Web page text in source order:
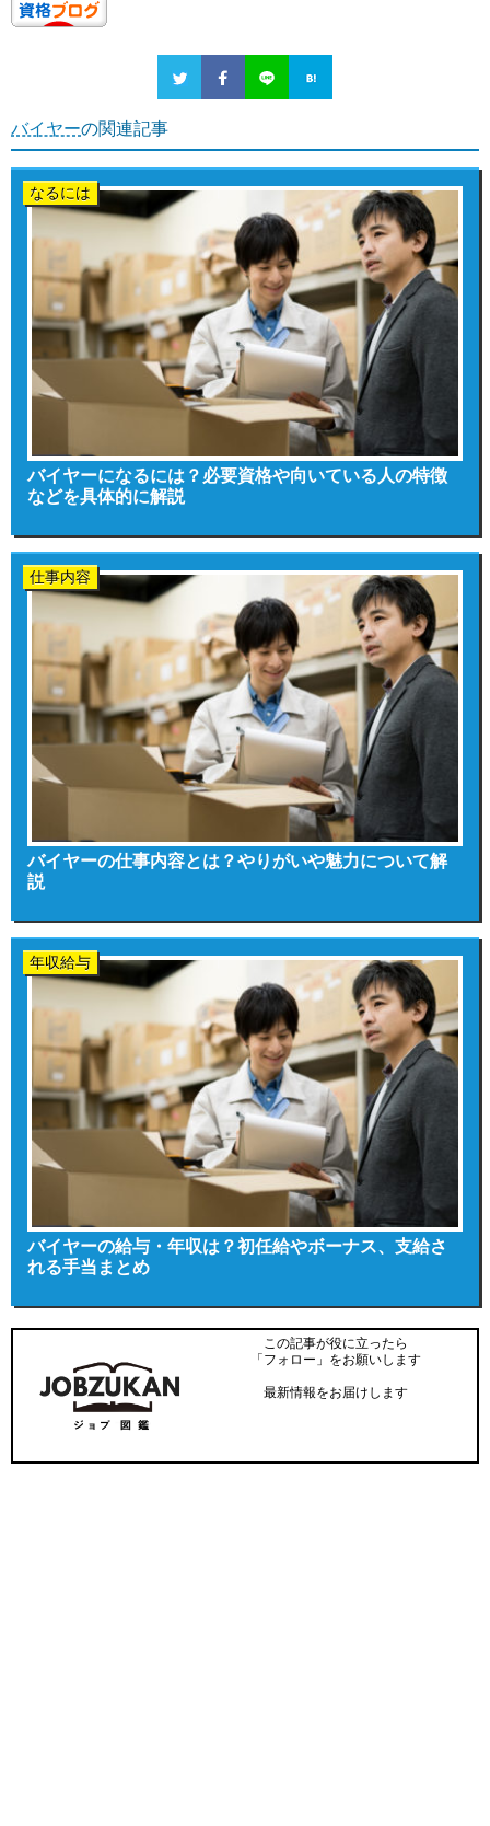
バイヤーの関連記事
なるには
バイヤーになるには？必要資格や向いている人の特徴
などを具体的に解説
仕事内容
バイヤーの仕事内容とは？やりがいや魅力について解
説
年収給与
バイヤーの給与・年収は？初任給やボーナス、支給さ
れる手当まとめ
この記事が役に立ったら
「フォロー」をお願いします
最新情報をお届けします